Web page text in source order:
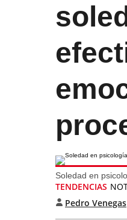
Soledad en
TENDENCIAS
Pedro Venegas